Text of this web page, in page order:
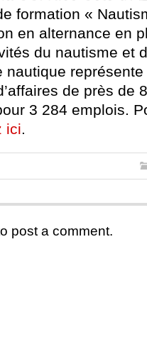
formation «
en alternance en
du nautisme et
nautique
de près de
3 284 emplois.
ici.
post a comment.